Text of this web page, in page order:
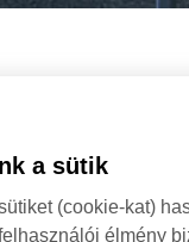
a sütik
(cookie-kat)
élmény